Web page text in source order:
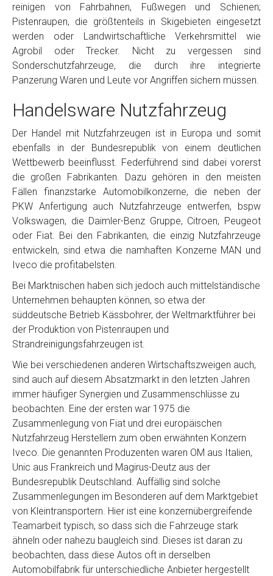
reinigen von Fahrbahnen, Fußwegen und Schienen;
Pistenraupen, die größtenteils in Skigebieten eingesetzt
werden oder Landwirtschaftliche Verkehrsmittel wie
Agrobil oder Trecker. Nicht zu vergessen sind
Sonderschutzfahrzeuge, die durch ihre integrierte
Panzerung Waren und Leute vor Angriffen sichern müssen.
Handelsware Nutzfahrzeug
Der Handel mit Nutzfahrzeugen ist in Europa und somit
ebenfalls in der Bundesrepublik von einem deutlichen
Wettbewerb beeinflusst. Federführend sind dabei vorerst
die großen Fabrikanten. Dazu gehören in den meisten
Fällen finanzstarke Automobilkonzerne, die neben der
PKW Anfertigung auch Nutzfahrzeuge entwerfen, bspw
Volkswagen, die Daimler-Benz Gruppe, Citroen, Peugeot
oder Fiat. Bei den Fabrikanten, die einzig Nutzfahrzeuge
entwickeln, sind etwa die namhaften Konzerne MAN und
Iveco die profitabelsten.
Bei Marktnischen haben sich jedoch auch mittelständische
Unternehmen behaupten können, so etwa der
süddeutsche Betrieb Kässbohrer, der Weltmarktführer bei
der Produktion von Pistenraupen und
Strandreinigungsfahrzeugen ist.
Wie bei verschiedenen anderen Wirtschaftszweigen auch,
sind auch auf diesem Absatzmarkt in den letzten Jahren
immer häufiger Synergien und Zusammenschlüsse zu
beobachten. Eine der ersten war 1975 die
Zusammenlegung von Fiat und drei europäischen
Nutzfahrzeug Herstellern zum oben erwähnten Konzern
Iveco. Die genannten Produzenten waren OM aus Italien,
Unic aus Frankreich und Magirus-Deutz aus der
Bundesrepublik Deutschland. Auffällig sind solche
Zusammenlegungen im Besonderen auf dem Marktgebiet
von Kleintransportern. Hier ist eine konzernübergreifende
Teamarbeit typisch, so dass sich die Fahrzeuge stark
ähneln oder nahezu baugleich sind. Dieses ist daran zu
beobachten, dass diese Autos oft in derselben
Automobilfabrik für unterschiedliche Anbieter hergestellt